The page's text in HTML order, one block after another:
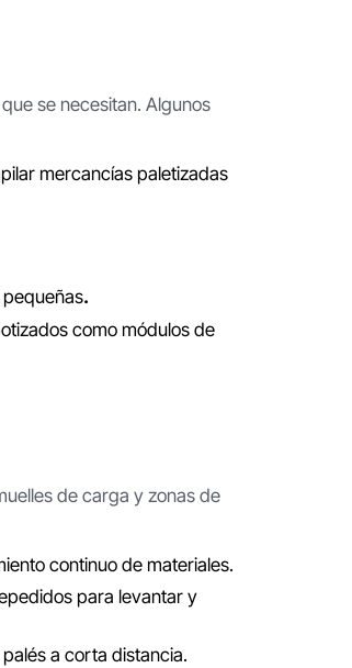
se necesitan. Algunos
mercancías paletizadas
.‍
como módulos de
de carga y zonas de
continuo de materiales.
para levantar y
a corta distancia.